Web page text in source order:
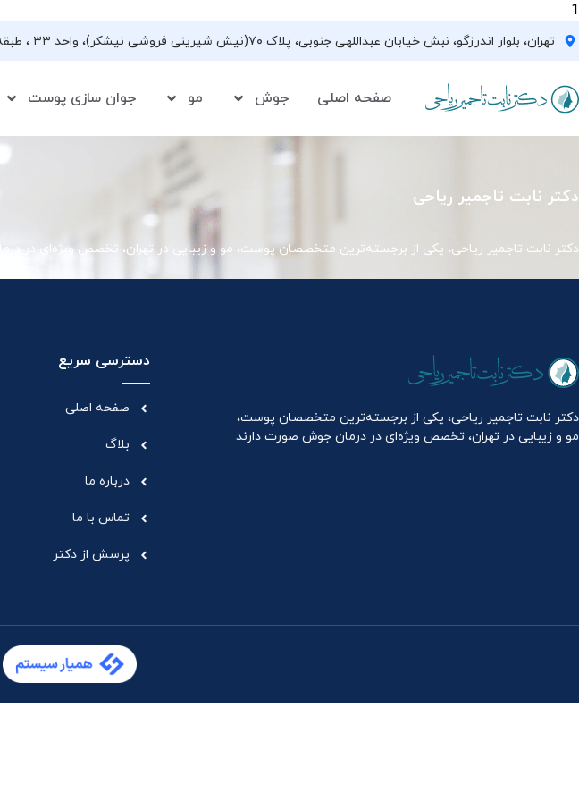
1
تهران، بلوار اندرزگو، نبش خیابان عبداللهی جنوبی، پلاک ۷۰(نیش شیرینی فروشی نیشکر)، واحد ۳۳ ، طبقه ۵
صفحه اصلی جوش مو جوان سازی پوست
دکتر نابت تاجمیر ریاحی
دکتر نابت تاجمیر ریاحی، یکی از برجسته‌ترین متخصصان پوست، مو و زیبایی در تهران، تخصص ویژه‌ای در
دکتر نابت تاجمیر ریاحی، یکی از برجسته‌ترین متخصصان پوست،
مو و زیبایی در تهران، تخصص ویژه‌ای در درمان جوش صورت دارند
دسترسی سریع
صفحه اصلی
بلاگ
درباره ما
تماس با ما
پرسش از دکتر